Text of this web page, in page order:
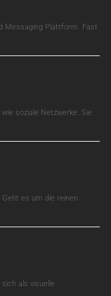
Messaging Plattform. Fast
soziale Netzwerke. Sie
es um die reinen
als visuelle